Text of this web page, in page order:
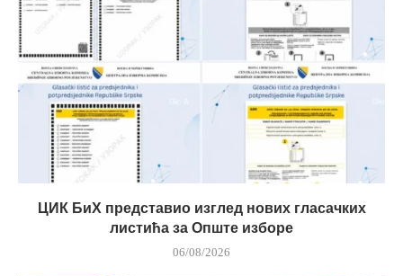
ЦИК БиХ представио изглед нових гласачких
листића за Опште изборе
06/08/2026